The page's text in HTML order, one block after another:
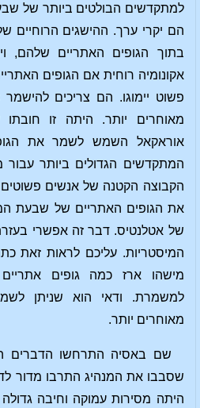
למתקדשים הבולטים ביותר של
הם יקרי ערך. ההישגים הרוחיים
בתוך הגופים האתריים שלהם,
אקונומיה רוחית אם הגופים
פשוט יימוגו. הם צריכים
מאוחרים יותר. היתה זו
אוראקאל השמש לשמר את
המתקדשים הגדולים ביותר
הקבוצה הקטנה של אנשים פשוטים
את הגופים האתריים של שבעת
של אטלנטיס. דבר זה אפשרי
המיסטריות. עליכם לראות זאת
מישהו ארז כמה גופים
למשמרת. ודאי הוא שניתן
מאוחרים יותר.
שם באסיה התרחשו הדברים
שסבבו את המנהיג התרבו מדור
היתה מסירות עמוקה וחיבה